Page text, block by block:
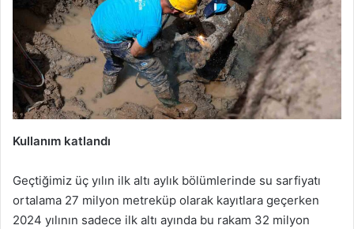
Kullanım katlandı
Geçtiğimiz üç yılın ilk altı aylık bölümlerinde su sarfiyatı
ortalama 27 milyon metreküp olarak kayıtlara geçerken
2024 yılının sadece ilk altı ayında bu rakam 32 milyon